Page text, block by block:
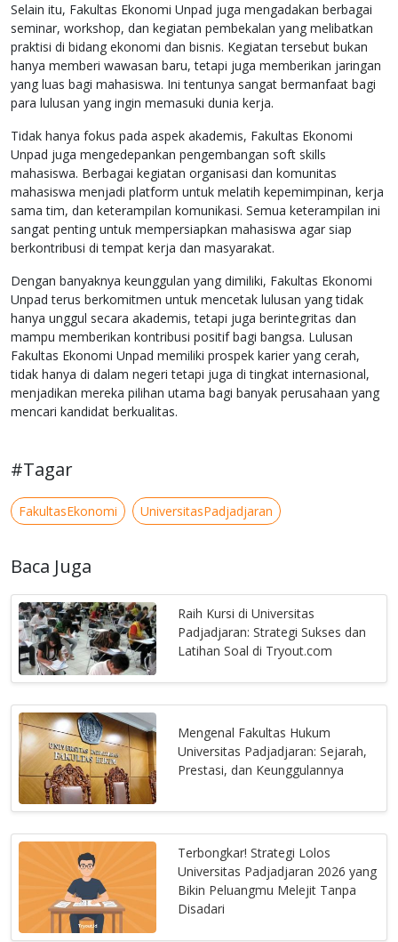
Selain itu, Fakultas Ekonomi Unpad juga mengadakan berbagai
seminar, workshop, dan kegiatan pembekalan yang melibatkan
praktisi di bidang ekonomi dan bisnis. Kegiatan tersebut bukan
hanya memberi wawasan baru, tetapi juga memberikan jaringan
yang luas bagi mahasiswa. Ini tentunya sangat bermanfaat bagi
para lulusan yang ingin memasuki dunia kerja.
Tidak hanya fokus pada aspek akademis, Fakultas Ekonomi
Unpad juga mengedepankan pengembangan soft skills
mahasiswa. Berbagai kegiatan organisasi dan komunitas
mahasiswa menjadi platform untuk melatih kepemimpinan, kerja
sama tim, dan keterampilan komunikasi. Semua keterampilan ini
sangat penting untuk mempersiapkan mahasiswa agar siap
berkontribusi di tempat kerja dan masyarakat.
Dengan banyaknya keunggulan yang dimiliki, Fakultas Ekonomi
Unpad terus berkomitmen untuk mencetak lulusan yang tidak
hanya unggul secara akademis, tetapi juga berintegritas dan
mampu memberikan kontribusi positif bagi bangsa. Lulusan
Fakultas Ekonomi Unpad memiliki prospek karier yang cerah,
tidak hanya di dalam negeri tetapi juga di tingkat internasional,
menjadikan mereka pilihan utama bagi banyak perusahaan yang
mencari kandidat berkualitas.
#Tagar
FakultasEkonomi UniversitasPadjadjaran
Baca Juga
Raih Kursi di Universitas
Padjadjaran: Strategi Sukses dan
Latihan Soal di Tryout.com
Mengenal Fakultas Hukum
Universitas Padjadjaran: Sejarah,
Prestasi, dan Keunggulannya
Terbongkar! Strategi Lolos
Universitas Padjadjaran 2026 yang
Bikin Peluangmu Melejit Tanpa
Disadari